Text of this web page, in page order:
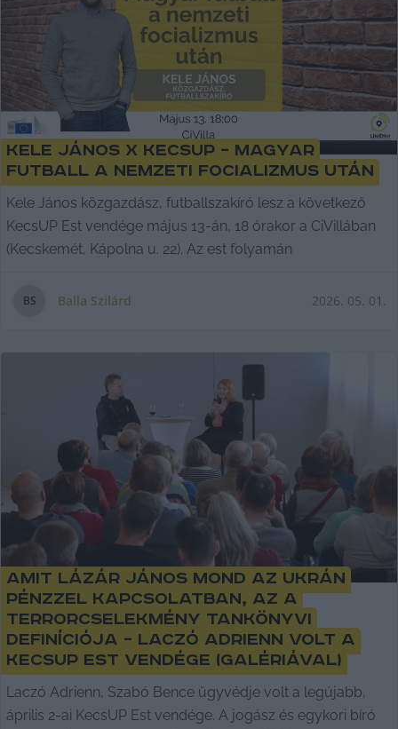
Kele János x KecsUP – Magyar
futball a nemzeti focializmus után
Kele János közgazdász, futballszakíró lesz a következő
KecsUP Est vendége május 13-án, 18 órakor a CiVillában
(Kecskemét, Kápolna u. 22). Az est folyamán
BS Balla Szilárd 2026. 05. 01.
Amit Lázár János mond az ukrán
pénzzel kapcsolatban, az a
terrorcselekmény tankönyvi
definíciója – Laczó Adrienn volt a
KecsUP Est vendége (galériával)
Laczó Adrienn, Szabó Bence ügyvédje volt a legújabb,
április 2-ai KecsUP Est vendége. A jogász és egykori bíró